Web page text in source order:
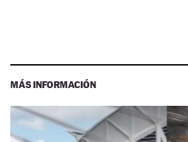
MÁS INFORMACIÓN